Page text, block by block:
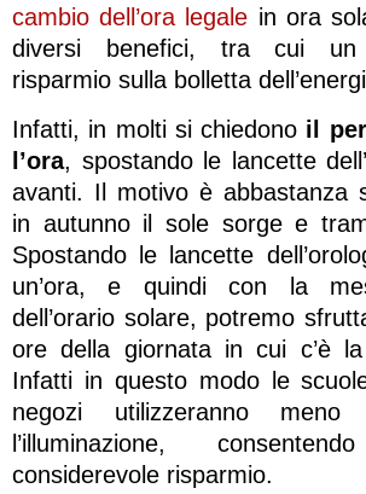
cambio dell’ora legale in ora
diversi benefici, tra cui un
risparmio sulla bolletta
Infatti, in molti si chiedono il
l’ora, spostando le lancette
avanti. Il motivo è abbastanza
in autunno il sole sorge e
Spostando le lancette
un’ora, e quindi con la
dell’orario solare, potremo
ore della giornata in cui c’è
Infatti in questo modo le
negozi utilizzeranno
l’illuminazione,
considerevole risparmio.